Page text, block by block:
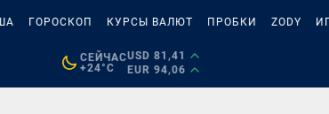
ГОРОСКОП КУРСЫ ВАЛЮТ ПРОБКИ ZODY
СЕЙЧАС
+24°C
USD 81,41
EUR 94,06